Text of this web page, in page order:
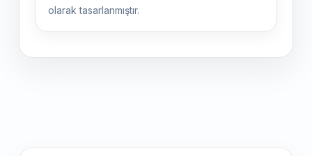
olarak tasarlanmıştır.